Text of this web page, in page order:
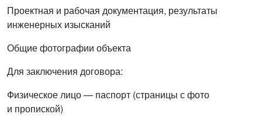
Проектная и рабочая документация, результаты
инженерных изысканий
Общие фотографии объекта
Для заключения договора:
Физическое лицо — паспорт (страницы с фото
и пропиской)